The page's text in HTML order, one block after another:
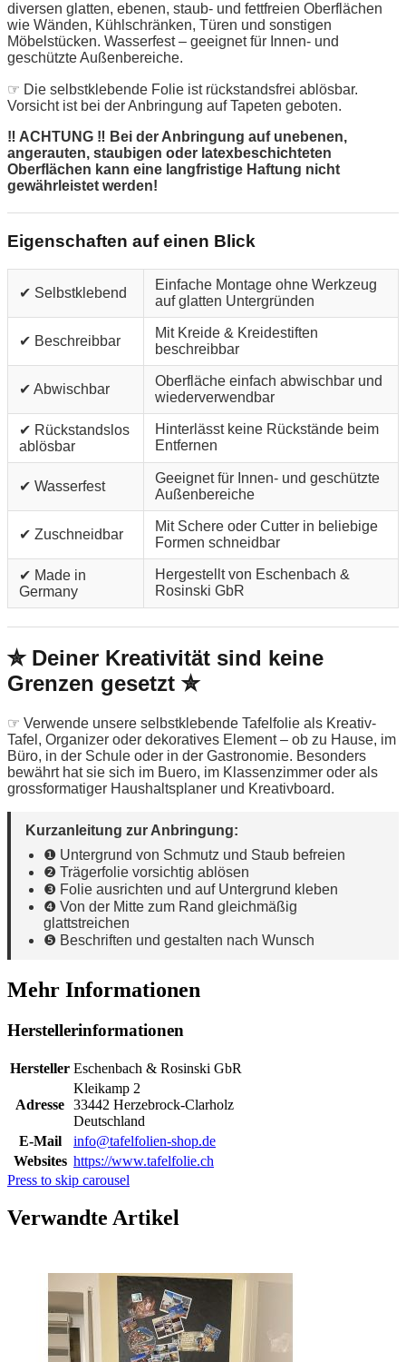
diversen glatten, ebenen, staub- und fettfreien Oberflächen
wie Wänden, Kühlschränken, Türen und sonstigen
Möbelstücken. Wasserfest – geeignet für Innen- und
geschützte Außenbereiche.
☞ Die selbstklebende Folie ist rückstandsfrei ablösbar.
Vorsicht ist bei der Anbringung auf Tapeten geboten.
‼ ACHTUNG ‼ Bei der Anbringung auf unebenen,
angerauten, staubigen oder latexbeschichteten
Oberflächen kann eine langfristige Haftung nicht
gewährleistet werden!
Eigenschaften auf einen Blick
✔ Selbstklebend
Einfache Montage ohne Werkzeug
auf glatten Untergründen
✔ Beschreibbar
Mit Kreide & Kreidestiften
beschreibbar
✔ Abwischbar
Oberfläche einfach abwischbar und
wiederverwendbar
✔ Rückstandslos
ablösbar
Hinterlässt keine Rückstände beim
Entfernen
✔ Wasserfest
Geeignet für Innen- und geschützte
Außenbereiche
✔ Zuschneidbar
Mit Schere oder Cutter in beliebige
Formen schneidbar
✔ Made in
Germany
Hergestellt von Eschenbach &
Rosinski GbR
✮ Deiner Kreativität sind keine
Grenzen gesetzt ✮
☞ Verwende unsere selbstklebende Tafelfolie als Kreativ-
Tafel, Organizer oder dekoratives Element – ob zu Hause, im
Büro, in der Schule oder in der Gastronomie. Besonders
bewährt hat sie sich im Buero, im Klassenzimmer oder als
grossformatiger Haushaltsplaner und Kreativboard.
Kurzanleitung zur Anbringung:
❶ Untergrund von Schmutz und Staub befreien
❷ Trägerfolie vorsichtig ablösen
❸ Folie ausrichten und auf Untergrund kleben
❹ Von der Mitte zum Rand gleichmäßig
glattstreichen
❺ Beschriften und gestalten nach Wunsch
Mehr Informationen
Herstellerinformationen
Hersteller Eschenbach & Rosinski GbR
Adresse
Kleikamp 2
33442 Herzebrock-Clarholz
Deutschland
E-Mail
info@tafelfolien-shop.de
Websites https://www.tafelfolie.ch
Press to skip carousel
Verwandte Artikel